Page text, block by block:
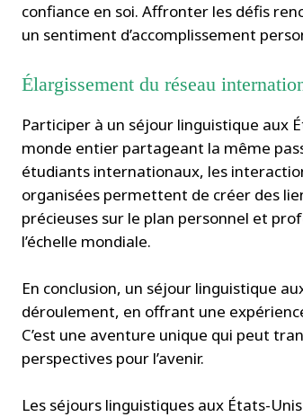
confiance en soi. Affronter les défis
un sentiment d’accomplissement
Élargissement du réseau
Participer à un séjour linguistique aux
monde entier partageant la même
étudiants internationaux, les
organisées permettent de créer des
précieuses sur le plan personnel et
l’échelle mondiale.
En conclusion, un séjour linguistique
déroulement, en offrant une
C’est une aventure unique qui peut
perspectives pour l’avenir.
Les séjours linguistiques aux États-